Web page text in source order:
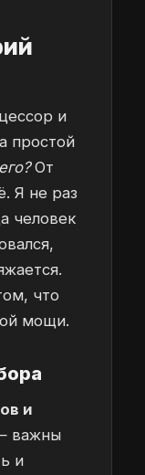
и
простой
От
Я не раз
человек
что
мощи.
и
важны
и